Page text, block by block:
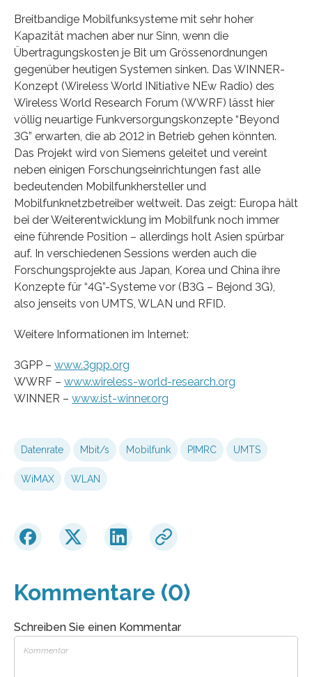
Breitbandige Mobilfunksysteme mit sehr hoher
Kapazität machen aber nur Sinn, wenn die
Übertragungskosten je Bit um Grössenordnungen
gegenüber heutigen Systemen sinken. Das WINNER-
Konzept (Wireless World INitiative NEw Radio) des
Wireless World Research Forum (WWRF) lässt hier
völlig neuartige Funkversorgungskonzepte “Beyond
3G” erwarten, die ab 2012 in Betrieb gehen könnten.
Das Projekt wird von Siemens geleitet und vereint
neben einigen Forschungseinrichtungen fast alle
bedeutenden Mobilfunkhersteller und
Mobilfunknetzbetreiber weltweit. Das zeigt: Europa hält
bei der Weiterentwicklung im Mobilfunk noch immer
eine führende Position – allerdings holt Asien spürbar
auf. In verschiedenen Sessions werden auch die
Forschungsprojekte aus Japan, Korea und China ihre
Konzepte für “4G”-Systeme vor (B3G – Bejond 3G),
also jenseits von UMTS, WLAN und RFID.
Weitere Informationen im Internet:
3GPP – www.3gpp.org
WWRF – www.wireless-world-research.org
WINNER – www.ist-winner.org
Datenrate Mbit/s Mobilfunk PIMRC UMTS
WiMAX WLAN
Kommentare (0)
Schreiben Sie einen Kommentar